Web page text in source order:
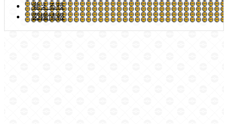
覚える技
図鑑情報